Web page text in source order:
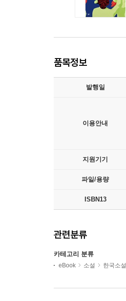
품목정보
발행일
이용안내
지원기기
파일/용량
ISBN13
관련분류
카테고리 분류
eBook 소설 한국소설